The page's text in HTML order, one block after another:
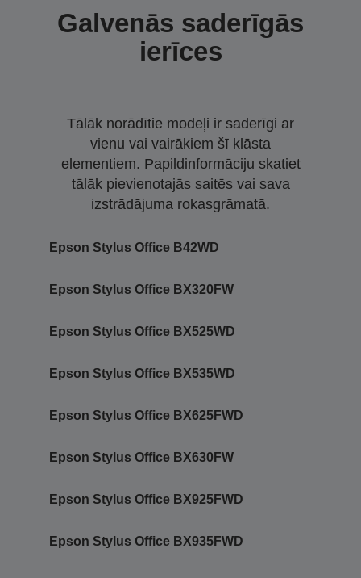
Galvenās saderīgās
ierīces
Tālāk norādītie modeļi ir saderīgi ar
vienu vai vairākiem šī klāsta
elementiem. Papildinformāciju skatiet
tālāk pievienotajās saitēs vai sava
izstrādājuma rokasgrāmatā.
Epson Stylus Office B42WD
Epson Stylus Office BX320FW
Epson Stylus Office BX525WD
Epson Stylus Office BX535WD
Epson Stylus Office BX625FWD
Epson Stylus Office BX630FW
Epson Stylus Office BX925FWD
Epson Stylus Office BX935FWD